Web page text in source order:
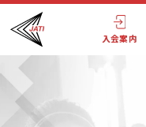
入会案内